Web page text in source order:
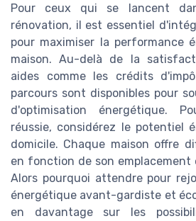
Pour ceux qui se lancent
rénovation, il est essentiel
pour maximiser la performance
maison. Au-delà de la
aides comme les crédits
parcours sont disponibles pour
d'optimisation énergétique.
réussie, considérez le potentiel
domicile. Chaque maison offre
en fonction de son emplacement
Alors pourquoi attendre pour
énergétique avant-gardiste et
en davantage sur les